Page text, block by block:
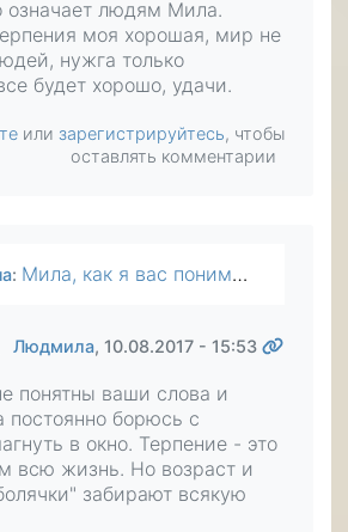
людям Мила.
моя хорошая, мир не
нужга только
будет хорошо, удачи.
или зарегистрируйтесь, чтобы
оставлять комментарии
: Мила, как я вас понимаю, я сама уже долгие годы играю роль зверька загнаного в угол. Если бы была лишина жизнелюбия, давно бы совсем покончила а так для того что бы выжить приходится поддаваться…
Людмила, 10.08.2017 - 15:53
понятны ваши слова и
борюсь с
в окно. Терпение - это
всю жизнь. Но возраст и
забирают всякую